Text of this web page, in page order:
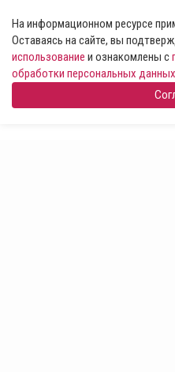
На информационном ресурсе
Оставаясь на сайте, вы
использование и ознакомлены с
обработки персональных данных